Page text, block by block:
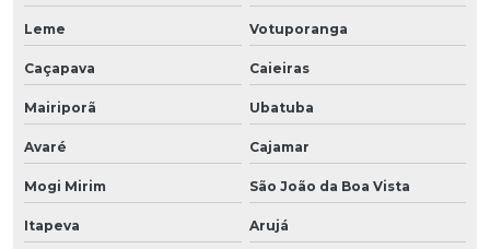
Leme Votuporanga
Caçapava Caieiras
Mairiporã Ubatuba
Avaré Cajamar
Mogi Mirim São João da Boa Vista
Itapeva Arujá